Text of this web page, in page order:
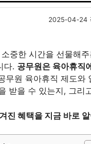
2025-04-24
중한 시간을 선물해
다. 공무원은 육아휴직
무원 육아휴직 제도와
받을 수 있는지, 그리
진 혜택을 지금 바로